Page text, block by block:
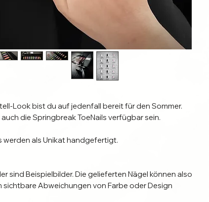
die Springbreak ToeNails verfügbar sein.
werden als Unikat handgefertigt.
sind Beispielbilder. Die gelieferten Nägel können also
sichtbare Abweichungen von Farbe oder Design